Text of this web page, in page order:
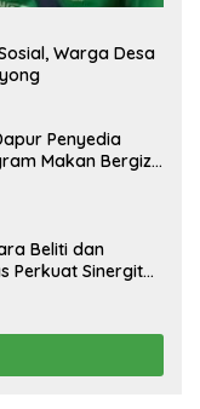
Warga Desa
Penyedia
Makan Bergizi
Beliti dan
Perkuat Sinergitas